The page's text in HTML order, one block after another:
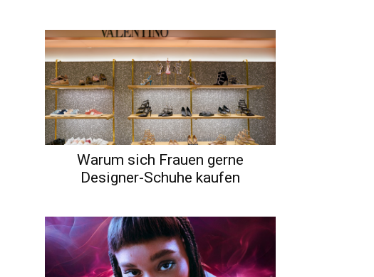
Warum sich Frauen gerne
Designer-Schuhe kaufen